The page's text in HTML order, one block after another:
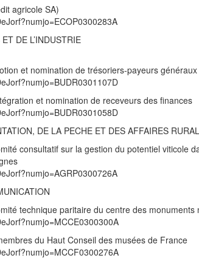
agricole SA)
DE L’INDUSTRIE
et nomination de trésoriers-payeurs généraux
et nomination de receveurs des finances
DE LA PECHE ET DES AFFAIRES
consultatif sur la gestion du potentiel viticole
technique paritaire du centre des monuments
du Haut Conseil des musées de France